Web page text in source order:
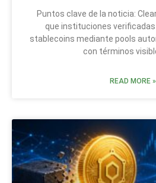
Puntos clave de la noticia:
que instituciones
stablecoins mediante pools
con términos
READ MORE »